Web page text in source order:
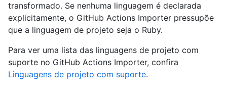
transformado. Se nenhuma linguagem é declarada
explicitamente, o GitHub Actions Importer pressupõe
que a linguagem de projeto seja o Ruby.
Para ver uma lista das linguagens de projeto com
suporte no GitHub Actions Importer, confira
Linguagens de projeto com suporte.